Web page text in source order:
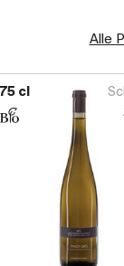
Alle
75 cl